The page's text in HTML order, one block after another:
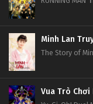
Minh Lan
The Story of